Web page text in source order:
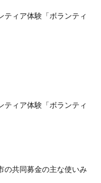
ティア体験「ボランティ
ィア体験「ボランティ
共同募金の主な使いみ